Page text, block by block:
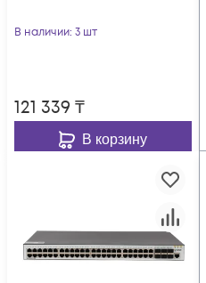
В наличии: 3 шт
121 339 ₸
В корзину